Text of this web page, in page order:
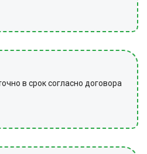
в срок согласно договора